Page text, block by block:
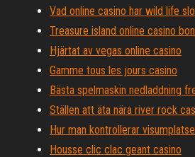
Vad online casino har wild life
Treasure island online casino
Hjärtat av vegas online casino
Gamme tous les jours casino
Bästa spelmaskin nedladdning
Ställen att äta nära river rock
Hur man kontrollerar
Housse clic clac geant casino